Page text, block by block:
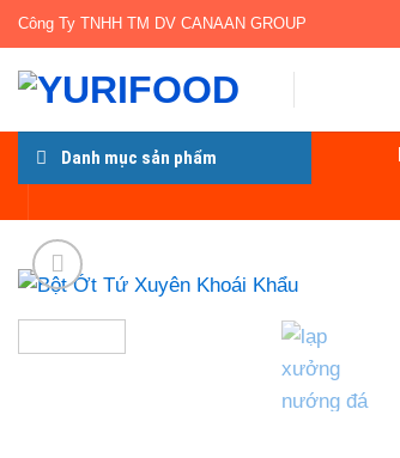
Bỏ
qua
nội
Công Ty TNHH TM DV CANAAN GROUP
Danh mục sản phẩm